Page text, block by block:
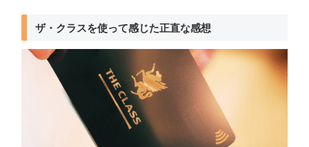
ザ・クラスを使って感じた正直な感想